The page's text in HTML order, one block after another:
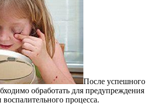
После успешного
обработать для предупреждения
процесса.